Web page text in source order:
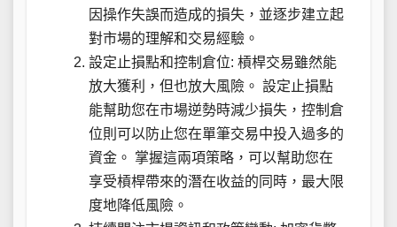
因操作失誤而造成的損失，並逐步建立起
對市場的理解和交易經驗。
設定止損點和控制倉位: 槓桿交易雖然能
放大獲利，但也放大風險。 設定止損點
能幫助您在市場逆勢時減少損失，控制倉
位則可以防止您在單筆交易中投入過多的
資金。 掌握這兩項策略，可以幫助您在
享受槓桿帶來的潛在收益的同時，最大限
度地降低風險。